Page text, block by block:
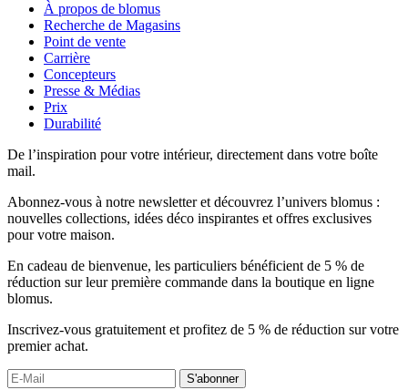
À propos de blomus
Recherche de Magasins
Point de vente
Carrière
Concepteurs
Presse & Médias
Prix
Durabilité
De l’inspiration pour votre intérieur, directement dans votre boîte
mail.
Abonnez-vous à notre newsletter et découvrez l’univers blomus :
nouvelles collections, idées déco inspirantes et offres exclusives
pour votre maison.
En cadeau de bienvenue, les particuliers bénéficient de 5 % de
réduction sur leur première commande dans la boutique en ligne
blomus.
Inscrivez-vous gratuitement et profitez de 5 % de réduction sur votre
premier achat.
S'abonner